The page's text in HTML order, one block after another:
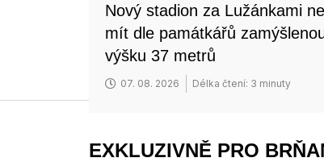
Nový stadion za Lužánkami
mít dle památkářů
výšku 37 metrů
07. 08. 2026 Délka čtení: 3 minuty
EXKLUZIVNĚ PRO